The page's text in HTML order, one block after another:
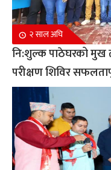
२ साल अघि
नि:शुल्क पाठेघरको मुख
परीक्षण शिविर